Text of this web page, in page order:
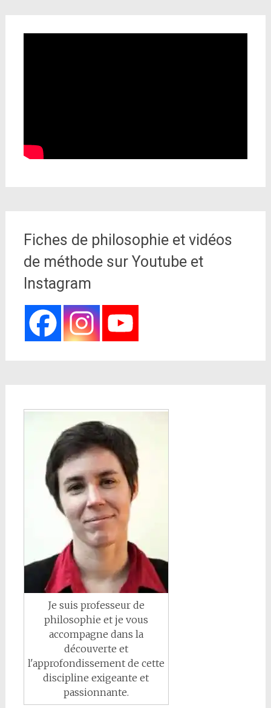
Fiches de philosophie et vidéos
de méthode sur Youtube et
Instagram
Je suis professeur de
philosophie et je vous
accompagne dans la
découverte et
l'approfondissement de cette
discipline exigeante et
passionnante.